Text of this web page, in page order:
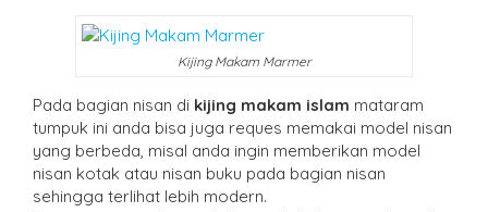
Kijing Makam Marmer
Pada bagian nisan di kijing makam islam mataram
tumpuk ini anda bisa juga reques memakai model nisan
yang berbeda, misal anda ingin memberikan model
nisan kotak atau nisan buku pada bagian nisan
sehingga terlihat lebih modern.